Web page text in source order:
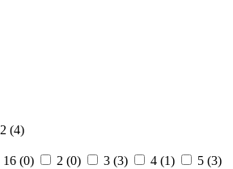
2 (4)
16 (0) 2 (0) 3 (3) 4 (1) 5 (3)